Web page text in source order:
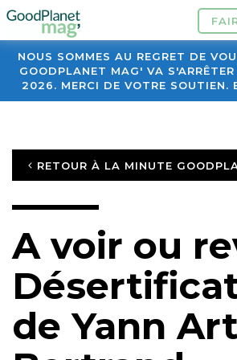
NOUS SOMMES AU REGRET DE
GOODPLANET MAG' VA
2026. MERCI DE VOTRE SOUTIEN.
RETOUR À LA MINUTE
A voir ou
de Yann